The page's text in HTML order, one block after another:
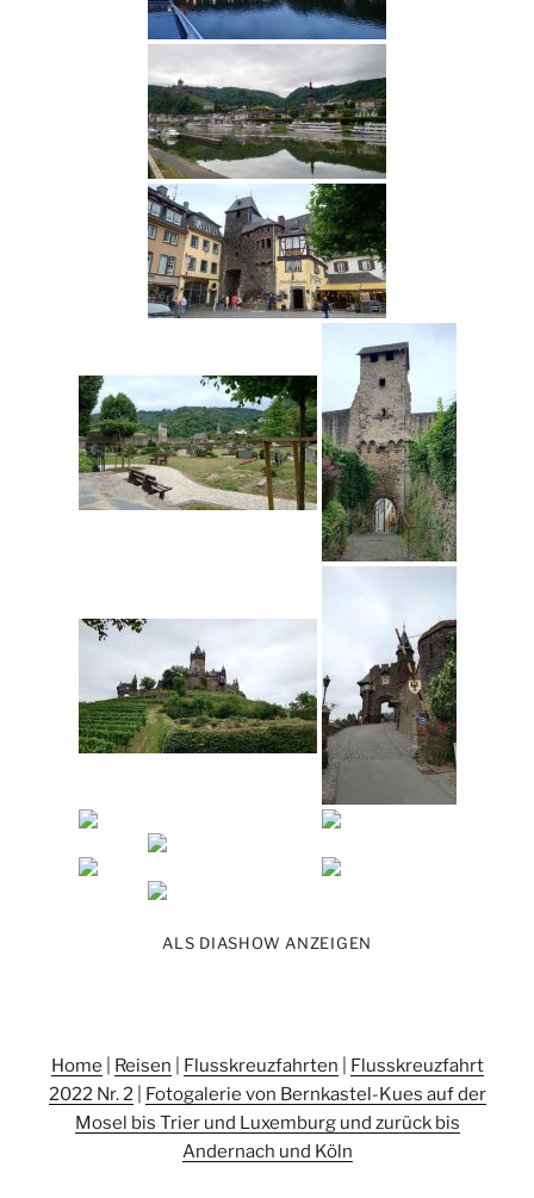
ALS DIASHOW ANZEIGEN
Home Reisen Flusskreuzfahrten
Flusskreuzfahrt
2022 Nr. 2| Fotogalerie von Bernkastel-Kues auf der
Mosel bis Trier und Luxemburg und zurück bis
Andernach und Köln